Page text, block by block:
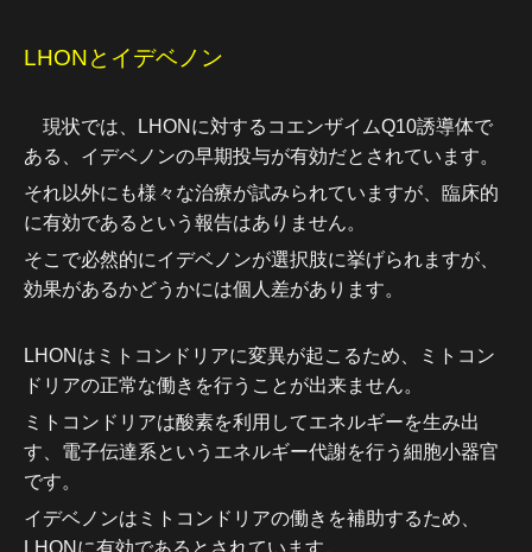
LHONとイデベノン
現状では、LHONに対するコエンザイムQ10誘導体で
ある、イデベノンの早期投与が有効だとされています。
それ以外にも様々な治療が試みられていますが、臨床的
に有効であるという報告はありません。
そこで必然的にイデベノンが選択肢に挙げられますが、
効果があるかどうかには個人差があります。
LHONはミトコンドリアに変異が起こるため、ミト コン
ドリアの正常な働きを行うことが出来ません。
ミトコンドリアは酸素を利用してエネルギーを生み出
す、電子伝達系というエネルギー代謝を行う細胞小器官
です。
イデベノンはミトコンドリアの働きを補助するため、
LHONに有効であるとされています。